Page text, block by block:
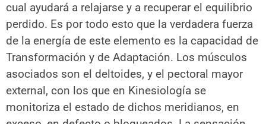
cual ayudará a relajarse y a recuperar el equilibrio
perdido. Es por todo esto que la verdadera fuerza
de la energía de este elemento es la capacidad de
Transformación y de Adaptación. Los músculos
asociados son el deltoides, y el pectoral mayor
external, con los que en Kinesiología se
monitoriza el estado de dichos meridianos, en